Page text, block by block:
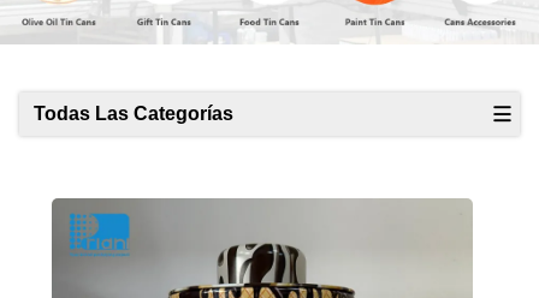
Todas Las Categorías